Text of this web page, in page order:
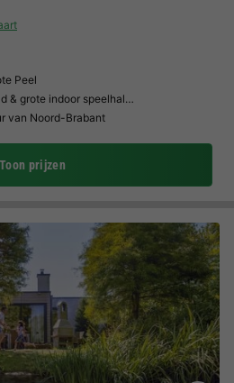
Peel
& grote indoor speelhal…
van Noord-Brabant
Toon prijzen